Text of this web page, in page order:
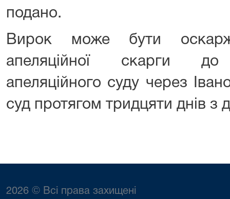
подано.
Вирок може бути
апеляційної скарги до
апеляційного суду через
суд протягом тридцяти днів з
2026 © Всі права захищені